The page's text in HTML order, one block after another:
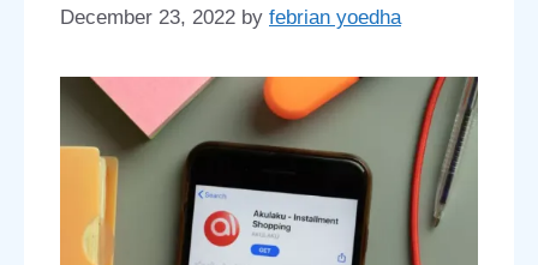
December 23, 2022 by febrian yoedha